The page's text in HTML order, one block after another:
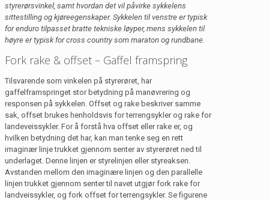
styrerørsvinkel, samt hvordan det vil påvirke sykkelens
sittestilling og kjøreegenskaper. Sykkelen til venstre er typisk
for enduro tilpasset bratte tekniske løyper, mens sykkelen til
høyre er typisk for cross country som maraton og rundbane.
Fork rake & offset – Gaffel framspring
Tilsvarende som vinkelen på styrerøret, har
gaffelframspringet stor betydning på manøvrering og
responsen på sykkelen. Offset og rake beskriver samme
sak, offset brukes henholdsvis for terrengsykler og rake for
landeveissykler. For å forstå hva offset eller rake er, og
hvilken betydning det har, kan man tenke seg en rett
imaginær linje trukket gjennom senter av styrerøret ned til
underlaget. Denne linjen er styrelinjen eller styreaksen.
Avstanden mellom den imaginære linjen og den parallelle
linjen trukket gjennom senter til navet utgjør fork rake for
landveissykler, og fork offset for terrengsykler. Se figurene